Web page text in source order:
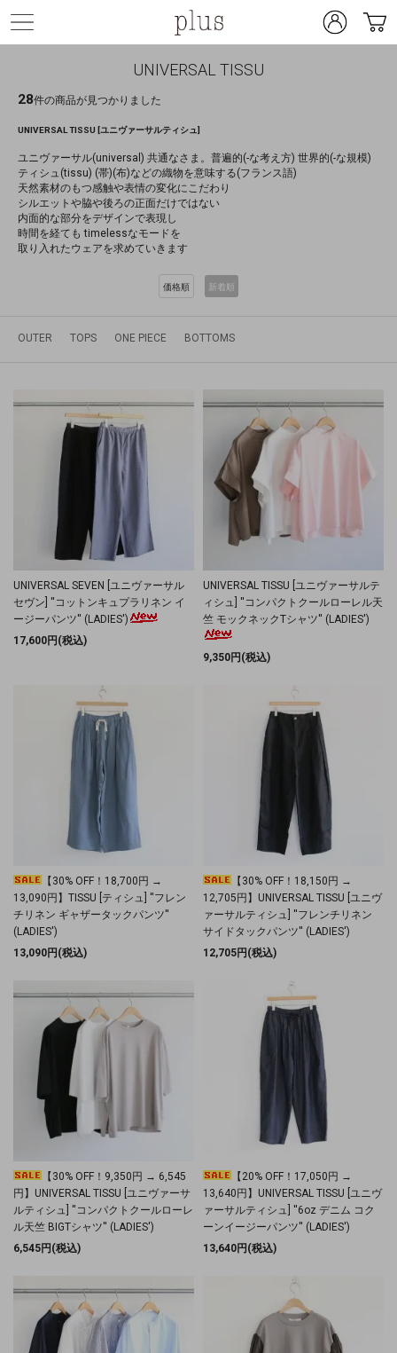
UNIVERSAL TISSU
28件の商品が見つかりました
UNIVERSAL TISSU [ユニヴァーサルティシュ]
ユニヴァーサル(universal) 共通なさま。普遍的(-な考え方) 世界的(-な規模)
ティシュ(tissu) (帯)(布)などの織物を意味する(フランス語)
天然素材のもつ感触や表情の変化にこだわり
シルエットや脇や後ろの正面だけではない
内面的な部分をデザインで表現し
時間を経ても timelessなモードを
取り入れたウェアを求めていきます
価格順 新着順
OUTER TOPS ONE PIECE BOTTOMS
UNIVERSAL SEVEN [ユニヴァーサル
セヴン] ''コットンキュプラリネン イ
ージーパンツ'' (LADIES')
17,600円(税込)
UNIVERSAL TISSU [ユニヴァーサルテ
ィシュ] ''コンパクトクールローレル天
竺 モックネックTシャツ'' (LADIES')
9,350円(税込)
【30% OFF！18,700円 →
13,090円】TISSU [ティシュ] ''フレン
チリネン ギャザータックパンツ''
(LADIES')
13,090円(税込)
【30% OFF！18,150円 →
12,705円】UNIVERSAL TISSU [ユニヴ
ァーサルティシュ] ''フレンチリネン
サイドタックパンツ'' (LADIES')
12,705円(税込)
【30% OFF！9,350円 → 6,545
円】UNIVERSAL TISSU [ユニヴァーサ
ルティシュ] ''コンパクトクールローレ
ル天竺 BIGTシャツ'' (LADIES')
6,545円(税込)
【20% OFF！17,050円 →
13,640円】UNIVERSAL TISSU [ユニヴ
ァーサルティシュ] ''6oz デニム コク
ーンイージーパンツ'' (LADIES')
13,640円(税込)